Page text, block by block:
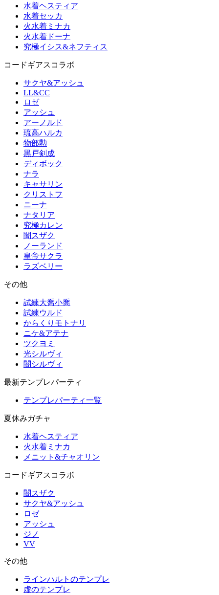
水着ヘスティア
水着セッカ
火水着ミナカ
火水着ドーナ
究極イシス&ネフティス
コードギアスコラボ
サクヤ&アッシュ
LL&CC
ロゼ
アッシュ
アーノルド
琉高ハルカ
物部勲
黒戸剣成
ディボック
ナラ
キャサリン
クリストフ
ニーナ
ナタリア
究極カレン
闇スザク
ノーランド
皇帝サクラ
ラズベリー
その他
試練大喬小喬
試練ウルド
からくりモトナリ
ニケ&アテナ
ツクヨミ
光シルヴィ
闇シルヴィ
最新テンプレパーティ
テンプレパーティ一覧
夏休みガチャ
水着ヘスティア
火水着ミナカ
メニット&チャオリン
コードギアスコラボ
闇スザク
サクヤ&アッシュ
ロゼ
アッシュ
ジノ
VV
その他
ラインハルトのテンプレ
虚のテンプレ